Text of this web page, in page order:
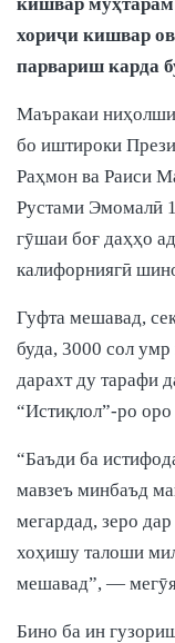
хориҷи кишвар
парвариш карда
Маъракаи
бо иштироки
Раҳмон ва Раиси
Рустами Эмомалӣ
гӯшаи боғ даҳҳо
калифорниягӣ
Гуфта мешавад,
буда, 3000 сол
дарахт ду тарафи
“Истиқлол”-ро
“Баъди ба
мавзеъ минбаъд
мегардад, зеро
хоҳишу талоши
мешавад”, —
Бино ба ин